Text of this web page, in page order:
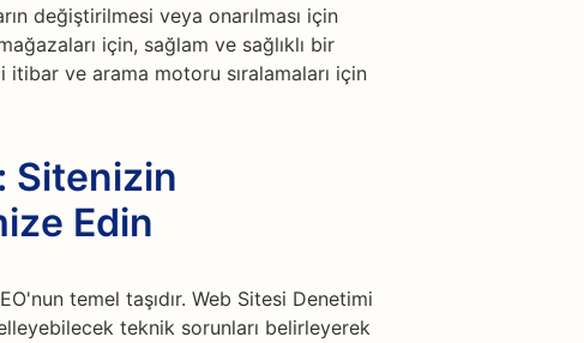
değiştirilmesi veya onarılması için
için, sağlam ve sağlıklı bir
ve arama motoru sıralamaları için
Sitenizin
Edin
temel taşıdır. Web Sitesi Denetimi
teknik sorunları belirleyerek